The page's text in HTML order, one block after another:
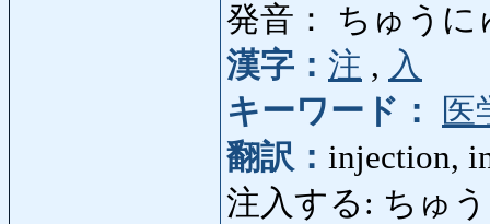
発音： ちゅうに
漢字： 注 , 入
キーワード：
医
翻訳： injection,
注入する: ちゅ